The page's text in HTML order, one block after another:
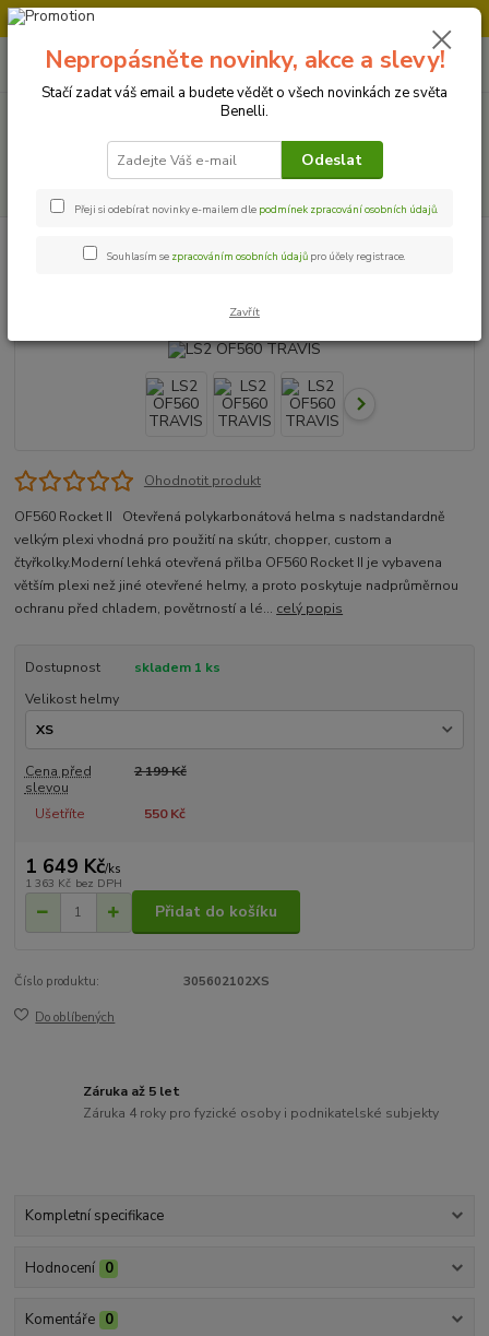
+420 728 500 481
Po-Pá 8:00 - 17:00
0
za0 Kč
Ohodnotit produkt
OF560 Rocket II Otevřená polykarbonátová helma s nadstandardně
velkým plexi vhodná pro použití na skútr, chopper, custom a
čtyřkolky.Moderní lehká otevřená přilba OF560 Rocket II je vybavena
větším plexi než jiné otevřené helmy, a proto poskytuje nadprůměrnou
ochranu před chladem, povětrností a lé... celý popis
Dostupnost
skladem 1 ks
Velikost helmy
Cena před
slevou
2 199 Kč
Ušetříte 550 Kč
1 649 Kč/ks
1 363 Kč bez DPH
Přidat do košíku
Číslo produktu: 305602102XS
Do oblíbených
Záruka až 5 let
Záruka 4 roky pro fyzické osoby i podnikatelské subjekty
Kompletní specifikace
Hodnocení 0
Komentáře 0
Nepropásněte novinky, akce a slevy!
Stačí zadat váš email a budete vědět o všech novinkách ze světa
Benelli.
Odeslat
Přeji si odebírat novinky e-mailem dle podmínek zpracování osobních údajů.
Souhlasím se zpracováním osobních údajů pro účely registrace.
Zavřít